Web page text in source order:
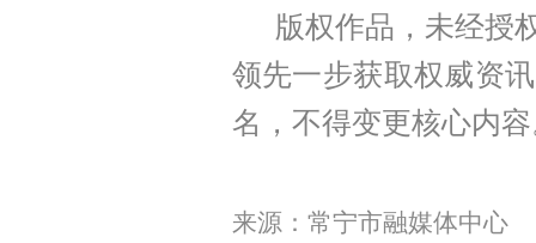
版权作品，未经授
领先一步获取权威资
名，不得变更核心内
来源：常宁市融媒体中心